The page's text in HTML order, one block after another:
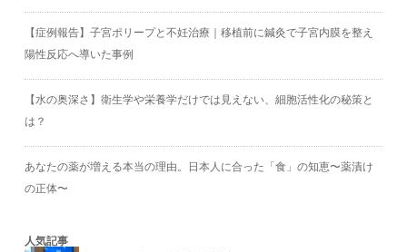
【症例報告】子宮ポリープと不妊治療｜移植前に鍼灸で子宮内膜を整え
陽性反応へ導いた事例
【水の奥深さ】衛生学や栄養学だけでは見えない、細胞活性化の秘策と
は？
あなたの薬が増える本当の理由。日本人に合った「食」の知恵〜薬漬け
の正体〜
人気記事